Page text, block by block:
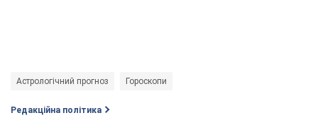
Астрологічний прогноз Гороскопи
Редакційна політика